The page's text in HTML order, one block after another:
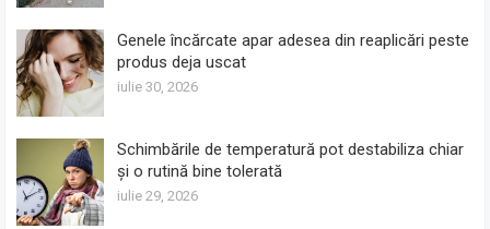
Genele încărcate apar adesea din reaplicări peste
produs deja uscat
iulie 30, 2026
Schimbările de temperatură pot destabiliza chiar
și o rutină bine tolerată
iulie 29, 2026